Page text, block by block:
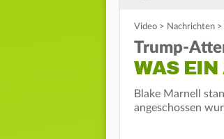
Video > Nachrichten >
Trump-
WAS EIN
Blake Marnell
angeschossen